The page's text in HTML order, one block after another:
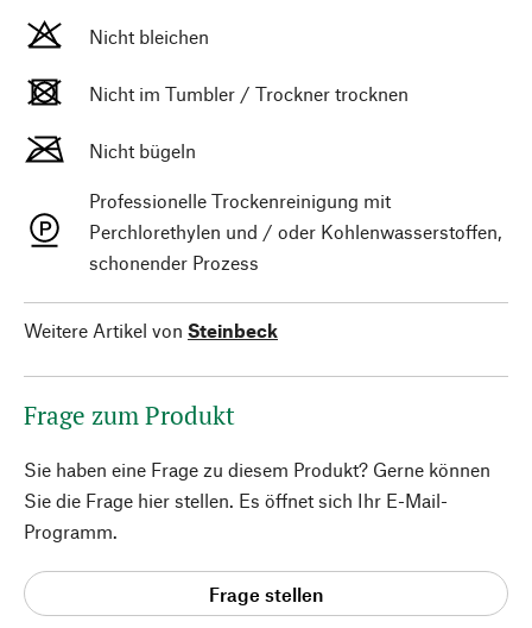
Nicht bleichen
Nicht im Tumbler / Trockner trocknen
Nicht bügeln
Professionelle Trockenreinigung mit
Perchlorethylen und / oder Kohlenwasserstoffen,
schonender Prozess
Weitere Artikel von Steinbeck
Frage zum Produkt
Sie haben eine Frage zu diesem Produkt? Gerne können
Sie die Frage hier stellen. Es öffnet sich Ihr E-Mail-
Programm.
Frage stellen